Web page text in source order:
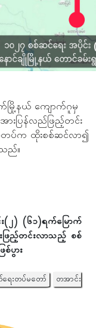
မြို့နယ် ကျောက်ဂူမှ
းပြန်လည်ဖြည့်တင်း
တပ်က ထိုးစစ်ဆင်လာ၍
သည်။
(၂) (၆၁)ရက်မြောက်
ဖြည့်တင်းလာသည့် စစ်
ပွား
ေးတပ်မတော်
တအာင်း